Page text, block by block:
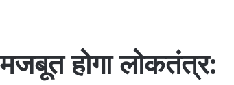
मजबूत होगा लोकतंत्र: